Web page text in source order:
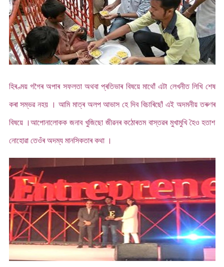
হিৰণ্ময় গগৈৰ অপাৰ সফলতা অথবা প্ৰতিভাৰ বিষয়ে মাথোঁ এটা লেখনীত লিখি শেষ
কৰা সম্ভৱ নহয় । আমি মাত্ৰ অলপ আভাস হে দিব বিচাৰিছোঁ এই অদমনীয় তৰুণৰ
বিষয়ে ।আপোনালোকক জনাব খুজিছো জীৱনৰ কঠোৰতম বাস্তৱৰ মুখামুখি হৈও হতাশ
নোহোৱা তেওঁৰ অদম্য মানসিকতাৰ কথা ।